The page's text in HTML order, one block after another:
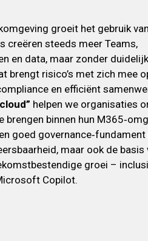
groeit het gebruik
creëren steeds meer Teams,
en data, maar zonder
brengt risico’s met zich mee
en efficiënt
helpen we organisaties
brengen binnen hun
goed governance‑fundament
maar ook de
groei –
Copilot.